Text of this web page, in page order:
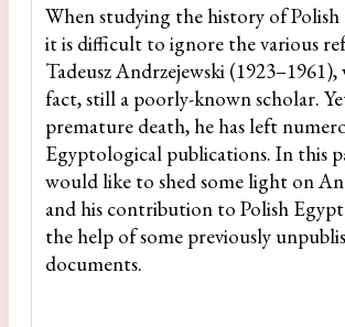
When studying the history of
it is difficult to ignore the various
Tadeusz Andrzejewski (1923–1961),
fact, still a poorly-known scholar.
premature death, he has left
Egyptological publications. In this
would like to shed some light on
and his contribution to Polish
the help of some previously
documents.